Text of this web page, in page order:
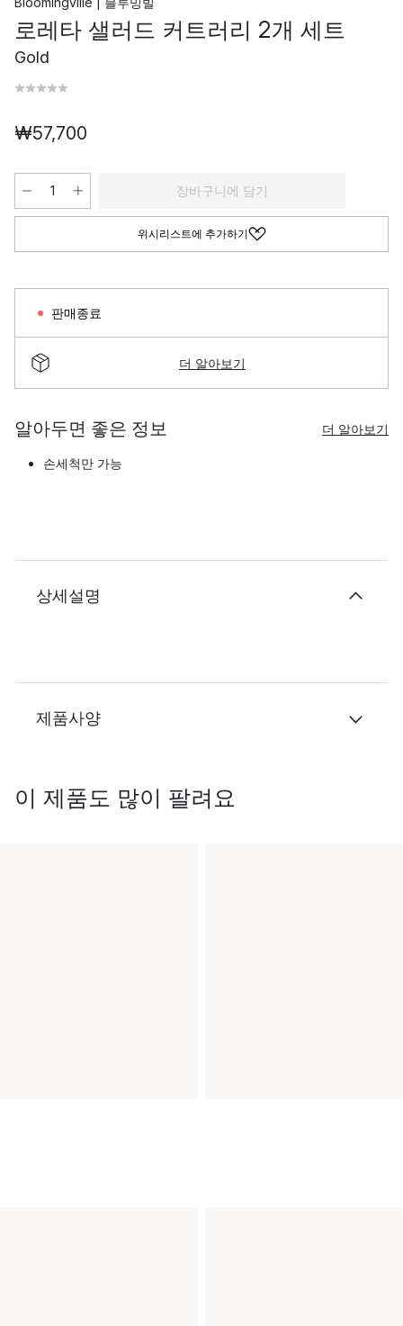
로레타 샐러드 커트러리 2개 세트
Gold
₩57,700
장바구니에 담기
위시리스트에 추가하기
판매종료
더 알아보기
알아두면 좋은 정보 더 알아보기
손세척만 가능
상세설명
제품사양
이 제품도 많이 팔려요